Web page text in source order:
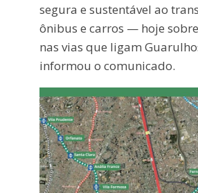
segura e sustentável ao
ônibus e carros — hoje
nas vias que ligam
informou o comunicado.